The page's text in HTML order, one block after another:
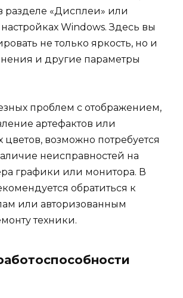
разделе «Дисплеи» или
Windows. Здесь вы
не только яркость, но и
и другие параметры
проблем с отображением,
артефактов или
возможно потребуется
неисправностей на
графики или монитора. В
обратиться к
или авторизованным
техники.